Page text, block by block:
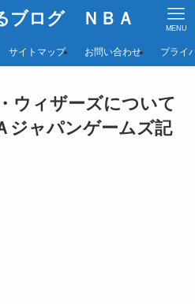
ブログ ＮＢＡ MENU
サイトマップ お問い合わせ プライ
ウィザーズについて
ジャパンゲームズ記